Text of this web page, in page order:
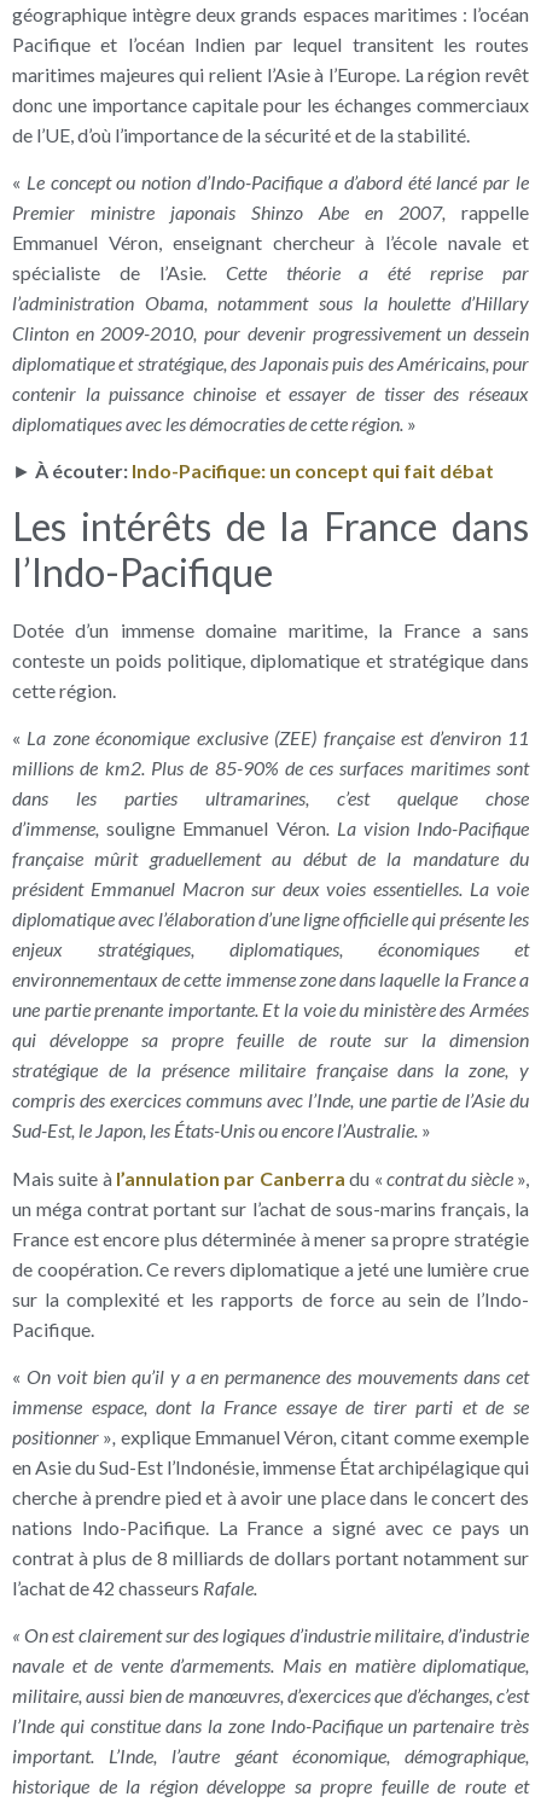
géographique intègre deux grands espaces maritimes : l’océan
Pacifique et l’océan Indien par lequel transitent les routes
maritimes majeures qui relient l’Asie à l’Europe. La région revêt
donc une importance capitale pour les échanges commerciaux
de l’UE, d’où l’importance de la sécurité et de la stabilité.
« Le concept ou notion d’Indo-Pacifique a d’abord été lancé par le
Premier ministre japonais Shinzo Abe en 2007, rappelle
Emmanuel Véron, enseignant chercheur à l’école navale et
spécialiste de l’Asie. Cette théorie a été reprise par
l’administration Obama, notamment sous la houlette d’Hillary
Clinton en 2009-2010, pour devenir progressivement un dessein
diplomatique et stratégique, des Japonais puis des Américains, pour
contenir la puissance chinoise et essayer de tisser des réseaux
diplomatiques avec les démocraties de cette région. »
► À écouter: Indo-Pacifique: un concept qui fait débat
Les intérêts de la France dans
l’Indo-Pacifique
Dotée d’un immense domaine maritime, la France a sans
conteste un poids politique, diplomatique et stratégique dans
cette région.
« La zone économique exclusive (ZEE) française est d’environ 11
millions de km2. Plus de 85-90% de ces surfaces maritimes sont
dans les parties ultramarines, c’est quelque chose
d’immense,souligne Emmanuel Véron. La vision Indo-Pacifique
française mûrit graduellement au début de la mandature du
président Emmanuel Macron sur deux voies essentielles. La voie
diplomatique avec l’élaboration d’une ligne officielle qui présente les
enjeux stratégiques, diplomatiques, économiques et
environnementaux de cette immense zone dans laquelle la France a
une partie prenante importante. Et la voie du ministère des Armées
qui développe sa propre feuille de route sur la dimension
stratégique de la présence militaire française dans la zone, y
compris des exercices communs avec l’Inde, une partie de l’Asie du
Sud-Est, le Japon, les États-Unis ou encore l’Australie. »
Mais suite à l’annulation par Canberra du « contrat du siècle»,
un méga contrat portant sur l’achat de sous-marins français, la
France est encore plus déterminée à mener sa propre stratégie
de coopération. Ce revers diplomatique a jeté une lumière crue
sur la complexité et les rapports de force au sein de l’Indo-
Pacifique.
« On voit bien qu’il y a en permanence des mouvements dans cet
immense espace, dont la France essaye de tirer parti et de se
positionner », explique Emmanuel Véron,citant comme exemple
en Asie du Sud-Est l’Indonésie, immense État archipélagique qui
cherche à prendre pied et à avoir une place dans le concert des
nations Indo-Pacifique. La France a signé avec ce pays un
contrat à plus de 8 milliards de dollars portant notamment sur
l’achat de 42 chasseurs Rafale.
« On est clairement sur des logiques d’industrie militaire, d’industrie
navale et de vente d’armements. Mais en matière diplomatique,
militaire, aussi bien de manœuvres, d’exercices que d’échanges, c’est
l’Inde qui constitue dans la zone Indo-Pacifique un partenaire très
important. L’Inde, l’autre géant économique, démographique,
historique de la région développe sa propre feuille de route et